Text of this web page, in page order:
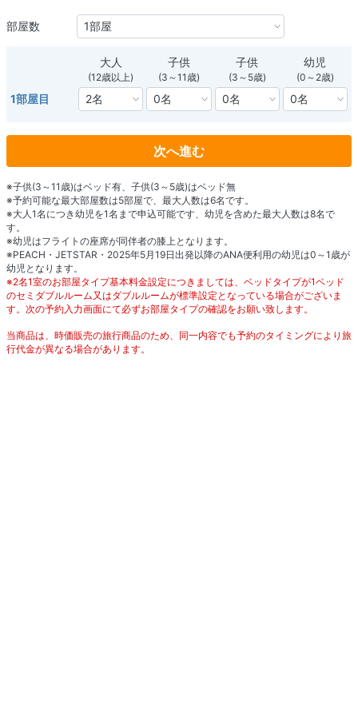
部屋数
大人
(12歳以上)
子供
(3～11歳)
子供
(3～5歳)
幼児
(0～2歳)
1部屋目
次へ進む
※子供(3～11歳)はベッド有、子供(3～5歳)はベッド無
※予約可能な最大部屋数は5部屋で、最大人数は6名です。
※大人1名につき幼児を1名まで申込可能です、幼児を含めた最大人数は8名で
す。
※幼児はフライトの座席が同伴者の膝上となります。
※PEACH・JETSTAR・2025年5月19日出発以降のANA便利用の幼児は0～1歳が
幼児となります。
※2名1室のお部屋タイプ基本料金設定につきましては、ベッドタイプが1ベッド
のセミダブルルーム又はダブルルームが標準設定となっている場合がございま
す。次の予約入力画面にて必ずお部屋タイプの確認をお願い致します。
当商品は、時価販売の旅行商品のため、同一内容でも予約のタイミングにより旅
行代金が異なる場合があります。